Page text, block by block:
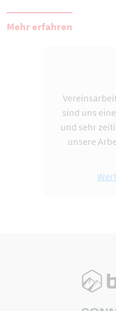
Mehr erfahren
sind uns
und sehr
unsere